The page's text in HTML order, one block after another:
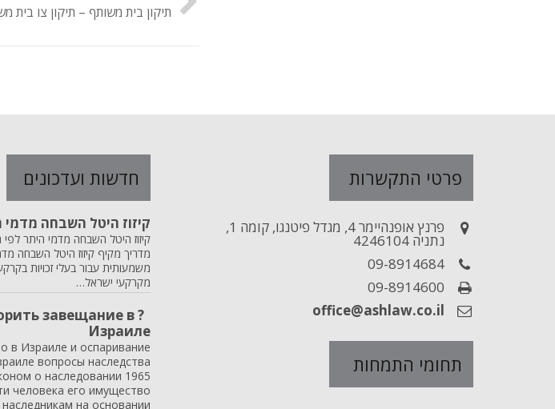
תיקון בית משותף – תיקון צו בית
חדשות ועדכונים
קיזוז היטל השבחה מדמי
מדריך מקיף קיזוז היטל השבחה
משמעותית עבור בעלי זכויות
מקרקעי ישראל…
завещание в
Израиле
в Израиле и оспаривание
вопросы наследства
о наследовании 1965
человека его имущество
на основании
פרטי התקשרות
פרנץ אופנהיימר 4, מגדל פיטנגו, קומה 1,
נתניה 4246104
09-8914684
09-8914600
office@ashlaw.co.il
תחומי התמחות